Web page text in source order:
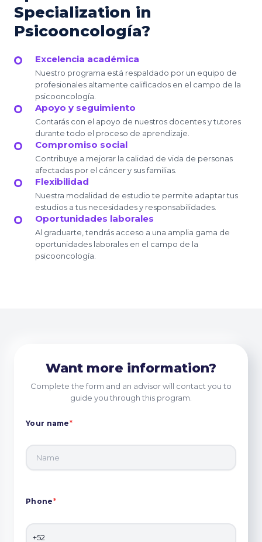
Specialization in
Psicooncología?
Excelencia académica
Nuestro programa está respaldado por un equipo de
profesionales altamente calificados en el campo de la
psicooncología.
Apoyo y seguimiento
Contarás con el apoyo de nuestros docentes y tutores
durante todo el proceso de aprendizaje.
Compromiso social
Contribuye a mejorar la calidad de vida de personas
afectadas por el cáncer y sus familias.
Flexibilidad
Nuestra modalidad de estudio te permite adaptar tus
estudios a tus necesidades y responsabilidades.
Oportunidades laborales
Al graduarte, tendrás acceso a una amplia gama de
oportunidades laborales en el campo de la
psicooncología.
Want more information?
Complete the form and an advisor will contact you to
guide you through this program.
Your name*
Phone*